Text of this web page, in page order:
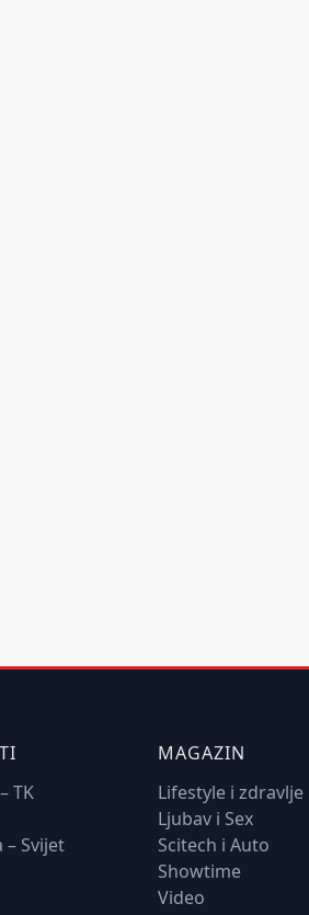
TK
– Svijet
MAGAZIN
Lifestyle i zdravlje
Ljubav i Sex
Scitech i Auto
Showtime
Video